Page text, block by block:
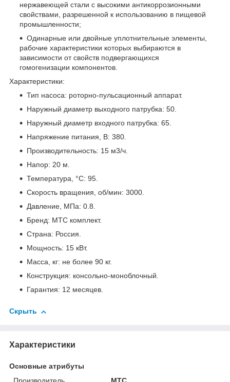
нержавеющей стали с высокими антикоррозионными
свойствами, разрешенной к использованию в пищевой
промышленности;
Одинарные или двойные уплотнительные элементы,
рабочие характеристики которых выбираются в
зависимости от свойств подвергающихся
гомогенизации компонентов.
Характеристики:
Тип насоса: роторно-пульсационный аппарат.
Наружный диаметр выходного патрубка: 50.
Наружный диаметр входного патрубка: 65.
Напряжение питания, В: 380.
Производительность: 15 м3/ч.
Напор: 20 м.
Температура, °С: 95.
Скорость вращения, об/мин: 3000.
Давление, МПа: 0.8.
Бренд: МТС комплект.
Страна: Россия.
Мощность: 15 кВт.
Масса, кг: не более 90 кг.
Конструкция: консольно-моноблочный.
Гарантия: 12 месяцев.
Скрыть
Характеристики
Основные атрибуты
Производитель
МТС